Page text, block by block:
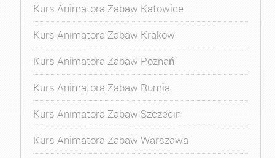
Kurs Animatora Zabaw Katowice
Kurs Animatora Zabaw Kraków
Kurs Animatora Zabaw Poznań
Kurs Animatora Zabaw Rumia
Kurs Animatora Zabaw Szczecin
Kurs Animatora Zabaw Warszawa